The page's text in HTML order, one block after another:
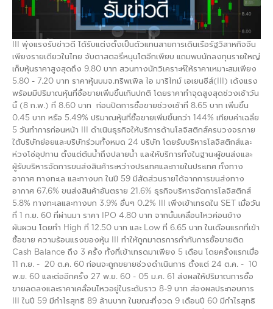
III พุ่งแรงรับข่าวดี ได้รับแต่งตั้งเป็นตัวแทนสายการเดินเรือรัฐวิสาหกิจจีน
เพียงรายเดียวในไทย จับตาสตอรี่หนุนโตอีกเพียบ แถมพบนักลงทุนรายใหญ่
เก็บหุ้นราคาสูงสุดถึง 9.80 บาท สวนทางนักวิเคราะห์ให้ราคาเหมาะสมเพียง
5.80 - 7.20 บาท ราคาหุ้นบมจ.ทริพเพิล ไอ มาริไทม์ เอเยนซีส์(III) เด้งแรง
พร้อมมีปริมาณหุ้นที่ซื้อขายเพิ่มขึ้นเกินปกติ โดยราคาทำจุดสูงสุดช่วงเช้าวัน
นี้ (8 ก.พ.) ที่ 8.60 บาท ก่อนปิดการซื้อขายช่วงเช้าที่ 8.65 บาท เพิ่มขึ้น
0.45 บาท หรือ 5.49% ปริมาณหุ้นที่ซื้อขายเพิ่มขึ้นกว่า 144% เทียบค่าเฉลี่ย
5 วันทำการก่อนหน้า III ดำเนินธุรกิจให้บริการด้านโลจิสติกส์ครบวงจรภาย
ใต้บริษัทย่อยและบริษัทร่วมทั้งหมด 24 บริษัท โดยรับบริหารโลจิสติกส์และ
ห่วงโซ่อุปทาน ตั้งแต่ต้นน้ำถึงปลายน้ำ และให้บริการทั้งในฐานะผู้ขนส่งและ
ผู้รับบริหารจัดการขนส่งสินค้าระหว่างประเทศและภายในประเทศ ทั้งทาง
อากาศ ทางทะเล และทางบก ในปี 59 มีสัดส่วนรายได้จากการขนส่งทาง
อากาศ 67.6% ขนส่งสินค้าอันตราย 21.6% ธุรกิจบริหารจัดการโลจิสติกส์
5.8% ทางทะเลและทางบก 3.9% อื่นๆ 0.2% III เพิ่งเข้าเทรดใน SET เมื่อวัน
ที่ 1 ก.ย. 60 ที่ผ่านมา ราคา IPO 4.80 บาท จากนั้นเคลื่อนไหวค่อนข้าง
ผันผวน โดยทำ High ที่ 12.50 บาท และ Low ที่ 6.65 บาท ในเดือนแรกที่เข้า
ซื้อขาย ความร้อนแรงของหุ้น III ทำให้ถูกมาตรการกำกับการซื้อขายติด
Cash Balance ถึง 3 ครั้ง ทั้งที่เข้าเทรดมาเพียง 5 เดือน โดยครั้งแรกเมื่อ
11 ก.ย. - 20 ต.ค. 60 ก่อนจะถูกขยายช่วงดำเนินการ ตั้งแต่ 24 ต.ค. - 10
พ.ย. 60 และต่ออีกครั้ง 27 พ.ย. 60 - 05 ม.ค. 61 ส่งผลให้ปริมาณการซื้อ
ขายลดลงและราคาเคลื่อนไหวอยู่ในระดับราว 8-9 บาท ส่องผลประกอบการ
III ในปี 59 มีกำไรสุทธิ 89 ล้านบาท ในขณะที่งวด 9 เดือนปี 60 มีกำไรสุทธิ